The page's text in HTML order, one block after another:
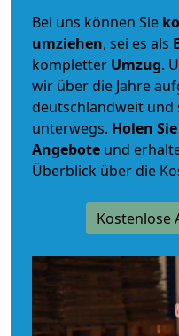
Bei uns können Sie
umziehen, sei es als
kompletter Umzug.
wir über die Jahre
deutschlandweit
unterwegs. Holen
Angebote und
Überblick über die
Kostenlose